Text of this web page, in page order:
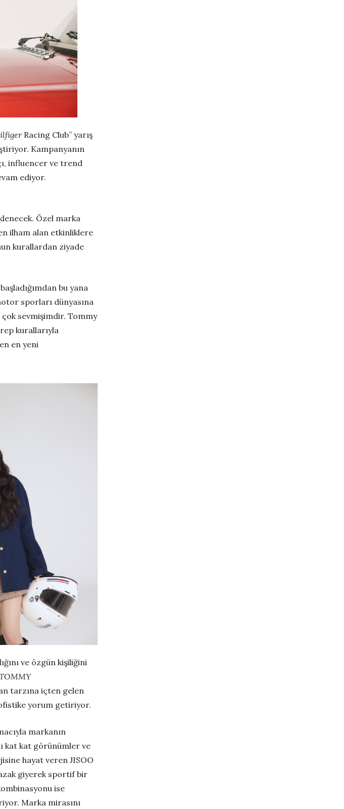
Racing Club” yarış
Kampanyanın
influencer ve trend
ediyor.
Özel marka
ilham alan etkinliklere
kurallardan ziyade
bu yana
sporları dünyasına
sevmişimdir. Tommy
kurallarıyla
en yeni
ve özgün kişiliğini
tarzına içten gelen
yorum getiriyor.
markanın
kat kat görünümler ve
hayat veren JISOO
giyerek sportif bir
ise
Marka mirasını